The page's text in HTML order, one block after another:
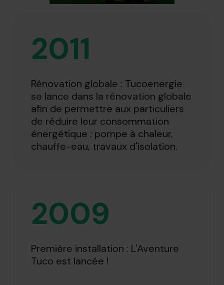
2011
Rénovation globale : Tucoenergie
se lance dans la rénovation globale
afin de permettre aux particuliers
de réduire leur consommation
énergétique : pompe à chaleur,
chauffe-eau, travaux d'isolation.
2009
Première installation : L'Aventure
Tuco est lancée !